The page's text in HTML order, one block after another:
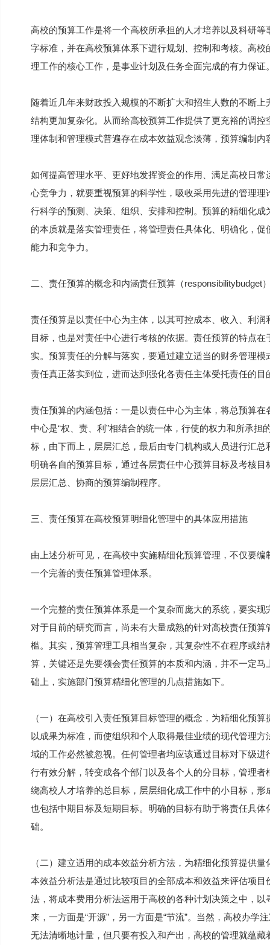
高校的预算工作是将一个高校所承担的人才培养以及科研
字标准，并在高校预算体系下进行规划、控制和考核。高
理工作的核心工作，是事业计划及任务全面完成的有力保证
随着近几年来财政投入规模的不断扩大和招生人数的不断
结构更加复杂化。从而给高校预算工作提供了更充裕的调
理体制和管理模式普遍存在成本效益观念淡薄，预算编制
如何提高管理水平、更好地发挥资金的作用、满足高校日
心竞争力，就要重视预算的科学性，吸收采用先进的管理
行科学的预测、决策、组织、安排和控制。预算的精细化
的本质就是落实管理责任，将管理责任具体化、明确化，
能力和竞争力。
二、责任预算的概念和内涵责任预算（responsibilitybudget
责任预算是以责任中心为主体，以其可控成本、收入、利
目标，也是对责任中心进行考核的依据。责任预算的特点
实。预算责任的分解与落实，要通过建立适当的财务管理
责任真正落实到位，进而达到强化各责任主体受托责任的目
责任预算的内涵包括：一是以责任中心为主体，将总预算
中心是“权、责、利”相结合的统一体，行使的权力和所承
标，由下而上，层层汇总，最后由专门机构或人员进行汇
明确各自的预算目标，通过各层责任中心预算目标及考核
层层汇总、协商的预算编制程序。
三、责任预算在高校预算明细化管理中的具体应用措施
由上述分析可见，在高校中实施精细化预算管理，不仅要
一个完善的责任预算管理体系。
一个完整的责任预算体系是一个复杂而庞大的系统，要实
对于目前的研究而言，尚未有大量成熟的针对高校责任预
槛。其实，预算管理工具相当复杂，其复杂性不在程序或
算，关键还是先要领会责任预算的本质和内涵，并不一定
础上，实施部门预算精细化管理的几点措施如下。
（一）在高校引入责任预算目标管理的概念，为精细化预
以成果为标准，而使组织和个人取得最佳业绩的现代管理
域的工作必然被忽视。任何管理者均应该通过目标对下级
行有效分解，转变成各个部门以及各个人的分目标，管理
绕高校人才培养的总目标，层层细化成工作中的小目标，
也包括中期目标及短期目标。明确的目标有助于将责任具
础。
（二）建立适用的成本效益分析方法，为精细化预算提供
本效益分析法是通过比较项目的全部成本和效益来评估项
法，将成本费用分析法运用于高校的各种计划决策之中，
来，一方面是“开源”，另一方面是“节流”。当然，高校办
无法清晰地计量，但只要有投入和产出，高校的管理就蕴